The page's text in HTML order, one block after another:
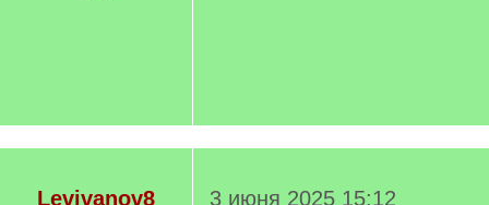
Levivanov8
3 июня 2025 15:12